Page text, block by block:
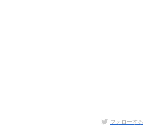
フォローする